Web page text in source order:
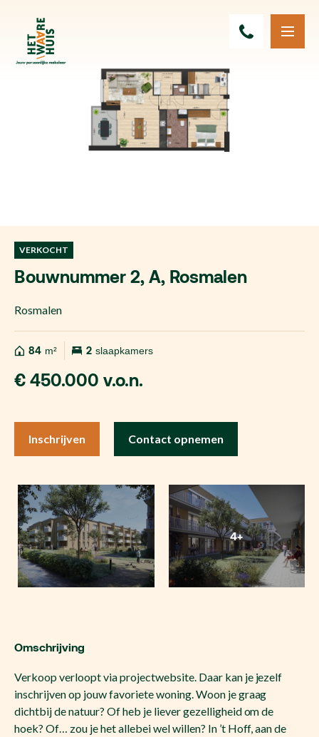
VERKOCHT
Bouwnummer 2, A, Rosmalen
Rosmalen
84 m² 2 slaapkamers
€ 450.000 v.o.n.
Inschrijven Contact opnemen
4+
Omschrijving
Verkoop verloopt via projectwebsite. Daar kan je jezelf
inschrijven op jouw favoriete woning. Woon je graag
dichtbij de natuur? Of heb je liever gezelligheid om de
hoek? Of… zou je het allebei wel willen? In ’t Hoff, aan de